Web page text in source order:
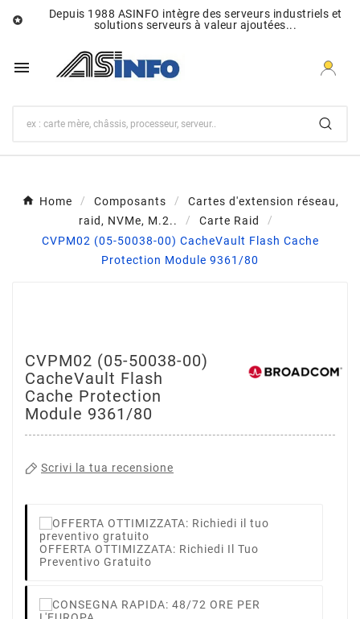

Depuis 1988 ASINFO intègre des serveurs industriels et
solutions serveurs à valeur ajoutées...

Home Composants
Cartes d'extension réseau,
raid, NVMe, M.2..
Carte Raid
CVPM02 (05-50038-00) CacheVault Flash Cache
Protection Module 9361/80
CVPM02 (05-50038-00)
CacheVault Flash
Cache Protection
Module 9361/80
Scrivi la tua recensione
OFFERTA OTTIMIZZATA: Richiedi Il Tuo
Preventivo Gratuito